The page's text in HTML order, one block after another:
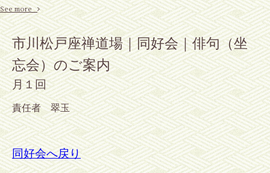
See more
市川松戸座禅道場｜同好会｜俳句（坐
忘会）のご案内
月１回
責任者 翠玉
同好会へ戻り